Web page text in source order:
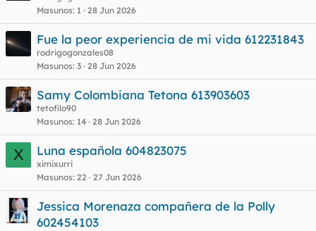
Masunos 1 28 Jun 2026
Fue la peor experiencia de mi vida 612231843
rodrigogonzales08
Masunos 3 28 Jun 2026
Samy Colombiana Tetona 613903603
tetofilo90
Masunos 14 28 Jun 2026
X Luna española 604823075
ximixurri
Masunos 22 27 Jun 2026
Jessica Morenaza compañera de la Polly
602454103